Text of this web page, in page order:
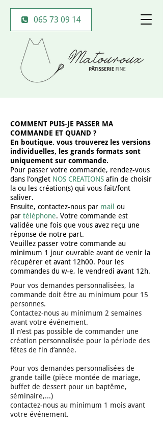
065 73 09 14
COMMENT PUIS-JE PASSER MA
COMMANDE ET QUAND ?
En boutique, vous trouverez les versions
individuelles, les grands formats sont
uniquement sur commande.
Pour passer votre commande, rendez-vous
dans l’onglet NOS CREATIONS afin de choisir
la ou les création(s) qui vous fait/font
saliver.
Ensuite, contactez-nous par mail ou
par téléphone. Votre commande est
validée une fois que vous avez reçu une
réponse de notre part.
Veuillez passer votre commande au
minimum 1 jour ouvrable avant de venir la
récupérer et avant 12h00. Pour les
commandes du w-e, le vendredi avant 12h.
Pour vos demandes personnalisées, la
commande doit être au minimum pour 15
personnes.
Contactez-nous au minimum 2 semaines
avant votre événement.
Il n’est pas possible de commander une
création personnalisée pour la période des
fêtes de fin d’année.
Pour vos demandes personnalisées de
grande taille (pièce montée de mariage,
buffet de dessert pour un baptême,
séminaire,...)
contactez-nous au minimum 1 mois avant
votre événement.